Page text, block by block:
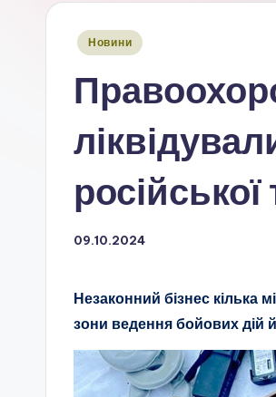
Опубліковано
Новини
09.10.2024
Незаконний бізнес кілька
зони ведення бойових дій